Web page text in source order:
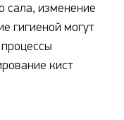
сала, изменение
гигиеной могут
кист